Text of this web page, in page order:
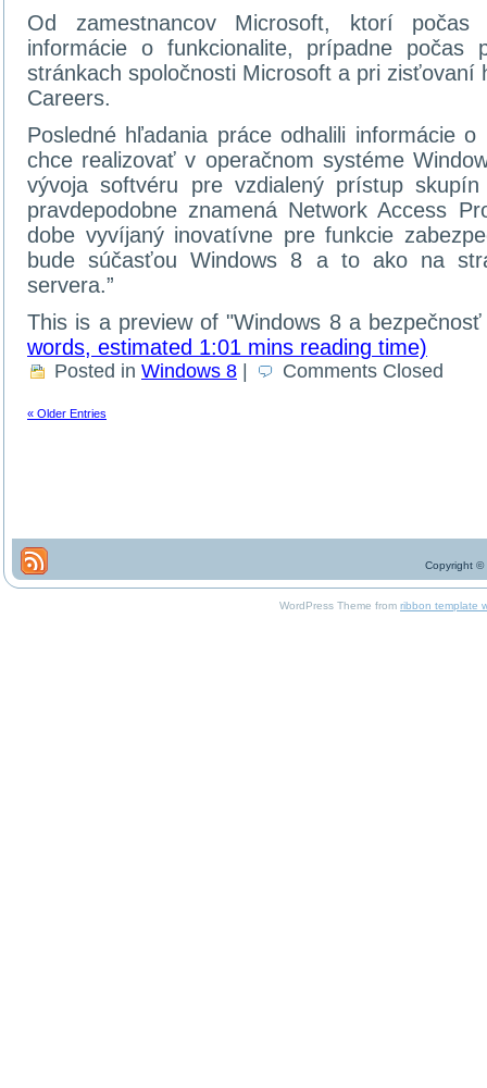
Od zamestnancov Microsoft, ktorí počas
informácie o funkcionalite, prípadne počas
stránkach spoločnosti Microsoft a pri
Careers.
Posledné hľadania práce odhalili informácie
chce realizovať v operačnom systéme
vývoja softvéru pre vzdialený prístup
pravdepodobne znamená Network Access
dobe vyvíjaný inovatívne pre funkcie
bude súčasťou Windows 8 a to ako na
servera.”
This is a preview of Windows 8 a
words, estimated 1:01 mins reading time)
Posted in Windows 8 Comments Closed
« Older Entries
Copyright ©
WordPress Theme from ribbon template